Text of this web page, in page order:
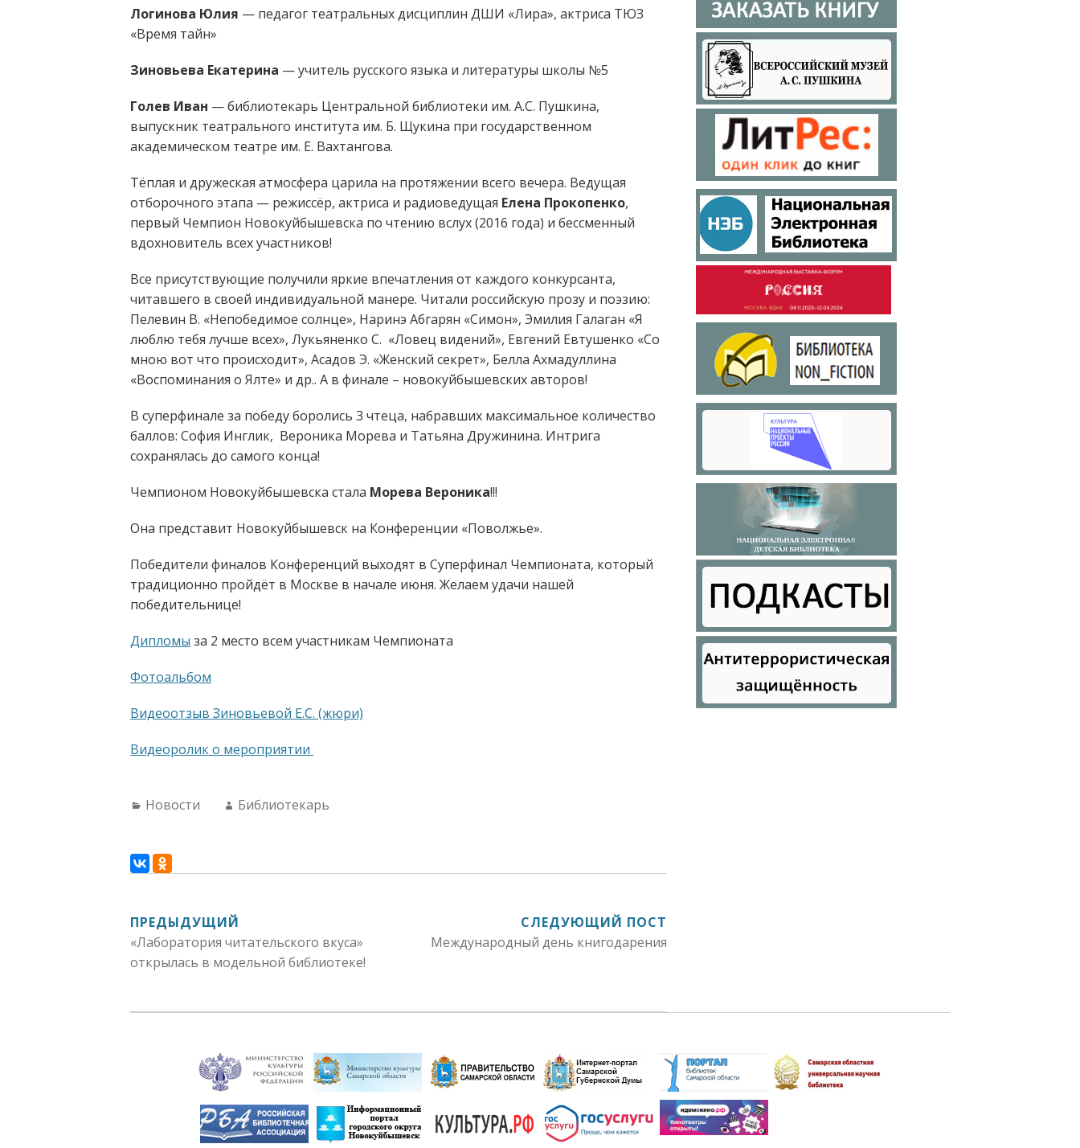
Логинова Юлия — педагог театральных дисциплин ДШИ «Лира», актриса ТЮЗ
«Время тайн»
Зиновьева Екатерина — учитель русского языка и литературы школы №5
Голев Иван — библиотекарь Центральной библиотеки им. А.С. Пушкина,
выпускник театрального института им. Б. Щукина при государственном
академическом театре им. Е. Вахтангова.
Тёплая и дружеская атмосфера царила на протяжении всего вечера. Ведущая
отборочного этапа — режиссёр, актриса и радиоведущая Елена Прокопенко,
первый Чемпион Новокуйбышевска по чтению вслух (2016 года) и бессменный
вдохновитель всех участников!
Все присутствующие получили яркие впечатления от каждого конкурсанта,
читавшего в своей индивидуальной манере. Читали российскую прозу и поэзию:
Пелевин В. «Непобедимое солнце», Наринэ Абгарян «Симон», Эмилия Галаган «Я
люблю тебя лучше всех», Лукьяненко С. «Ловец видений», Евгений Евтушенко «Со
мною вот что происходит», Асадов Э. «Женский секрет», Белла Ахмадуллина
«Воспоминания о Ялте» и др.. А в финале – новокуйбышевских авторов!
В суперфинале за победу боролись 3 чтеца, набравших максимальное количество
баллов: София Инглик, Вероника Морева и Татьяна Дружинина. Интрига
сохранялась до самого конца!
Чемпионом Новокуйбышевска стала Морева Вероника!!!
Она представит Новокуйбышевск на Конференции «Поволжье».
Победители финалов Конференций выходят в Суперфинал Чемпионата, который
традиционно пройдёт в Москве в начале июня. Желаем удачи нашей
победительнице!
Дипломы за 2 место всем участникам Чемпионата
Фотоальбом
Видеоотзыв Зиновьевой Е.С. (жюри)
Видеоролик о мероприятии
Categories:
Новости Author:
Библиотекарь
НАВИГАЦИЯ
ПО
ПРЕДЫДУЩИЙ
«Лаборатория читательского вкуса»
открылась в модельной библиотеке!
СЛЕДУЮЩИЙ ПОСТ
Международный день книгодарения